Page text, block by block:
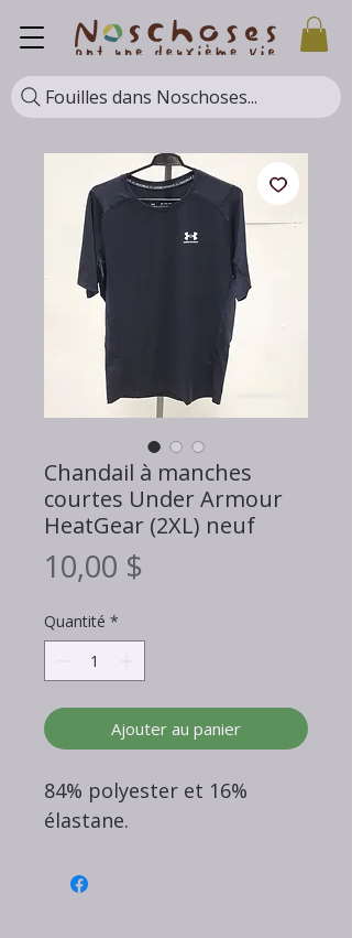
Fouilles dans Noschoses...
Chandail à manches
courtes Under Armour
HeatGear (2XL) neuf
10,00 $
Quantité *
Ajouter au panier
84% polyester et 16%
élastane.